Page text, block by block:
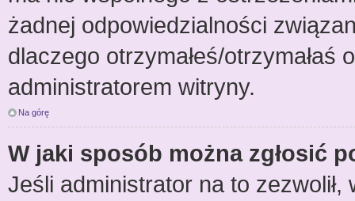
żadnej odpowiedzialności
dlaczego otrzymałeś/
administratorem witryny.
Na górę
W jaki sposób można zgłosić
Jeśli administrator na to